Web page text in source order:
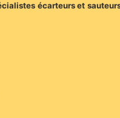
écarteurs et